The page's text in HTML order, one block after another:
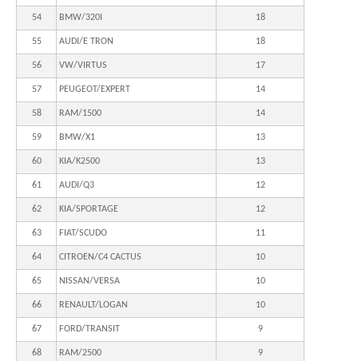
54 BMW/320I 18
55 AUDI/E TRON 18
56 VW/VIRTUS 17
57 PEUGEOT/EXPERT 14
58 RAM/1500 14
59 BMW/X1 13
60 KIA/K2500 13
61 AUDI/Q3 12
62 KIA/SPORTAGE 12
63 FIAT/SCUDO 11
64 CITROEN/C4 CACTUS 10
65 NISSAN/VERSA 10
66 RENAULT/LOGAN 10
67 FORD/TRANSIT 9
68 RAM/2500 9